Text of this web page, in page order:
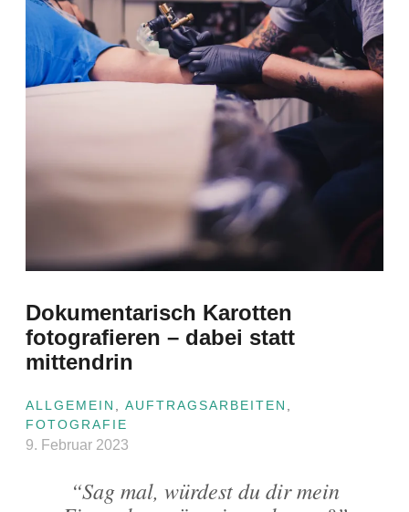
Dokumentarisch Karotten
fotografieren – dabei statt
mittendrin
ALLGEMEIN ,AUFTRAGSARBEITEN
FOTOGRAFIE
9. Februar 2023
“Sag mal, würdest du dir mein